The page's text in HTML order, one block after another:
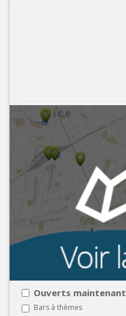
Ouverts maintenant
Bars à thèmes